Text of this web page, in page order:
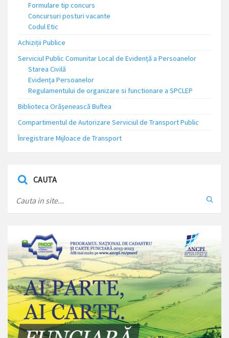
Formulare tip concurs
Concursuri posturi vacante
Codul Etic
Achiziții Publice
Serviciul Public Comunitar Local de Evidență a Persoanelor
Starea Civilă
Evidența Persoanelor
Regulamentului de organizare si functionare a SPCLEP
Biblioteca Orășenească Buftea
Compartimentul de Autorizare Serviciul de Transport Public
Înregistrare Mijloace de Transport
CAUTA